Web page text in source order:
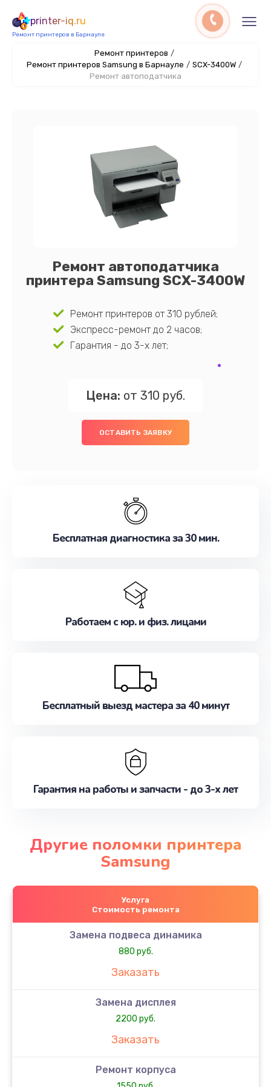
printer-iq.ru
Ремонт принтеров в Барнауле
Ремонт принтеров /
Ремонт принтеров Samsung в Барнауле / SCX-3400W /
Ремонт автоподатчика
Ремонт автоподатчика
принтера Samsung SCX-3400W
Ремонт принтеров от 310 рублей;
Экспресс-ремонт до 2 часов;
Гарантия - до 3-х лет;
Цена: от 310 руб.
ОСТАВИТЬ ЗАЯВКУ
Бесплатная диагностика за 30 мин.
Работаем с юр. и физ. лицами
Бесплатный выезд мастера за 40 минут
Гарантия на работы и запчасти - до 3-х лет
Другие поломки принтера
Samsung
Услуга
Стоимость ремонта
Замена подвеса динамика
880 руб.
Заказать
Замена дисплея
2200 руб.
Заказать
Ремонт корпуса